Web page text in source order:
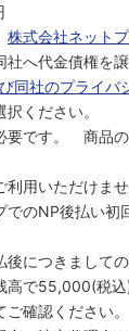
株式会社ネット
へ代金債権を譲
同社のプライバ
ください。
要です。 商品
用いただけませ
でのNP後払い初
後につきまして
高で55,000(税
確認ください。